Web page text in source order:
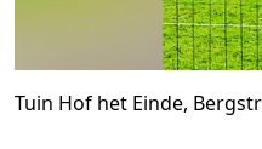
Tuin Hof het Einde,